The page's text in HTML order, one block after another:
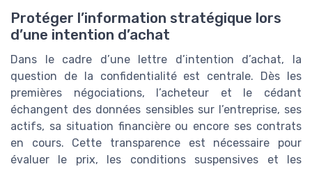
Protéger l’information stratégique lors
d’une intention d’achat
Dans le cadre d’une lettre d’intention d’achat, la
question de la confidentialité est centrale. Dès les
premières négociations, l’acheteur et le cédant
échangent des données sensibles sur l’entreprise, ses
actifs, sa situation financière ou encore ses contrats
en cours. Cette transparence est nécessaire pour
évaluer le prix, les conditions suspensives et les